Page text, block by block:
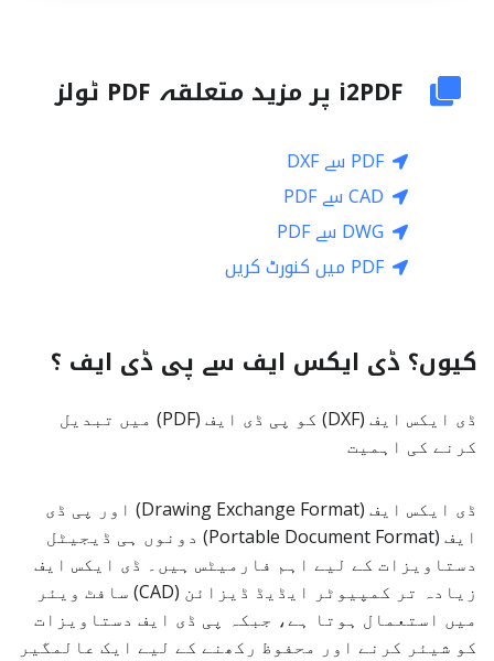
i2PDF پر مزید متعلقہ PDF ٹولز
PDF سے DXF
CAD سے PDF
DWG سے PDF
PDF میں کنورٹ کریں
کیوں؟ ڈی ایکس ایف سے پی ڈی ایف ؟
ڈی ایکس ایف (DXF) کو پی ڈی ایف (PDF) میں تبدیل
کرنے کی اہمیت
ڈی ایکس ایف (Drawing Exchange Format) اور پی ڈی
ایف (Portable Document Format) دونوں ہی ڈیجیٹل
دستاویزات کے لیے اہم فارمیٹس ہیں۔ ڈی ایکس ایف
زیادہ تر کمپیوٹر ایڈیڈ ڈیزائن (CAD) سافٹ ویئر
میں استعمال ہوتا ہے، جبکہ پی ڈی ایف دستاویزات
کو شیئر کرنے اور محفوظ رکھنے کے لیے ایک عالمگیر